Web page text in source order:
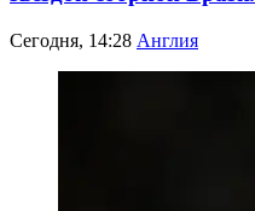
Сегодня, 14:28 Англия